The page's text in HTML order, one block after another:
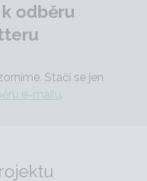
odběru
Stačí se jen
e-mailu.